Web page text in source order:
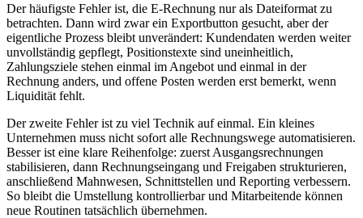
Der häufigste Fehler ist, die E-Rechnung nur als Dateiformat zu
betrachten. Dann wird zwar ein Exportbutton gesucht, aber der
eigentliche Prozess bleibt unverändert: Kundendaten werden weiter
unvollständig gepflegt, Positionstexte sind uneinheitlich,
Zahlungsziele stehen einmal im Angebot und einmal in der
Rechnung anders, und offene Posten werden erst bemerkt, wenn
Liquidität fehlt.
Der zweite Fehler ist zu viel Technik auf einmal. Ein kleines
Unternehmen muss nicht sofort alle Rechnungswege automatisieren.
Besser ist eine klare Reihenfolge: zuerst Ausgangsrechnungen
stabilisieren, dann Rechnungseingang und Freigaben strukturieren,
anschließend Mahnwesen, Schnittstellen und Reporting verbessern.
So bleibt die Umstellung kontrollierbar und Mitarbeitende können
neue Routinen tatsächlich übernehmen.